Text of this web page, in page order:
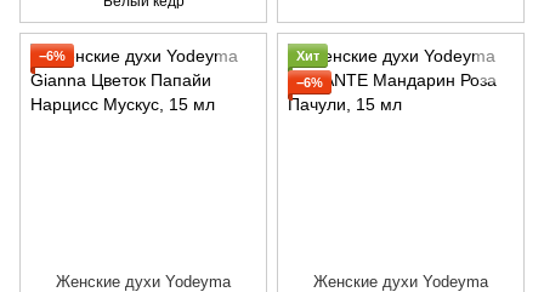
−6%
Женские духи Yodeyma
Хит
−6%
Женские духи Yodeyma